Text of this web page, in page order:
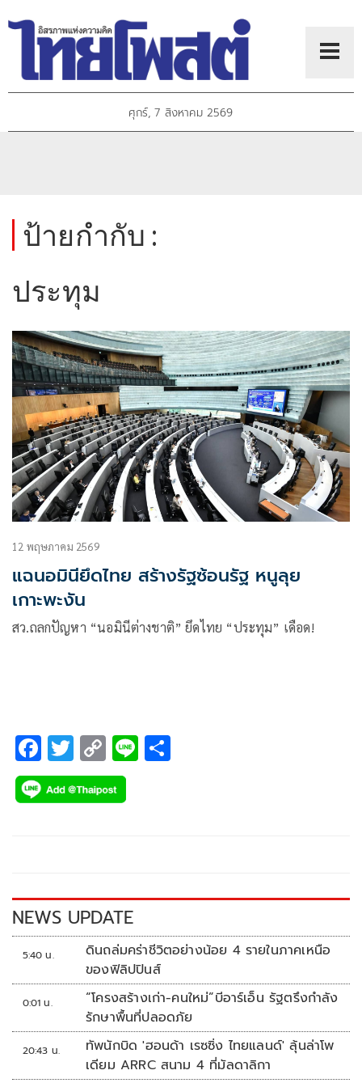
ศุกร์, 7 สิงหาคม 2569
ป้ายกำกับ :
ประทุม
12 พฤษภาคม 2569
แฉนอมินียึดไทย สร้างรัฐซ้อนรัฐ หนูลุย
เกาะพะงัน
สว.ถลกปัญหา “นอมินีต่างชาติ” ยึดไทย “ประทุม” เดือด!
F
ac
e
k
T
wi
tt
C
o
p
k
Li
NEWS UPDATE
5:40 น.
ดินถล่มคร่าชีวิตอย่างน้อย 4 รายในภาคเหนือ
ของฟิลิปปินส์
0:01 น.
“โครงสร้างเก่า-คนใหม่”บีอาร์เอ็น รัฐตรึงกำลัง
รักษาพื้นที่ปลอดภัย
20:43 น.
ทัพนักบิด 'ฮอนด้า เรซซิ่ง ไทยแลนด์' ลุ้นล่าโพ
เดียม ARRC สนาม 4 ที่มัลดาลิกา